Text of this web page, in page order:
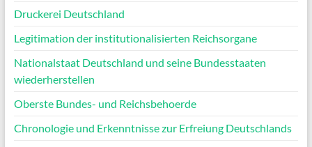
Druckerei Deutschland
Legitimation der institutionalisierten Reichsorgane
Nationalstaat Deutschland und seine Bundesstaaten
wiederherstellen
Oberste Bundes- und Reichsbehoerde
Chronologie und Erkenntnisse zur Erfreiung Deutschlands